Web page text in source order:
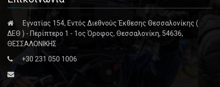
June 6, 2023
John Mellencamp Just Might Punch You
The irascible rocker, now 71, reflects on how America
plays into his m [...]
Εγνατίας 154, Εντός Διεθνούς Έκθεσης Θεσσαλονίκης (
ΔΕΘ ) - Περίπτερο 1 - 1ος Όροφος, Θεσσαλονίκη, 54636,
ΘΕΣΣΑΛΟΝΙΚΗΣ
+30 231 050 1006